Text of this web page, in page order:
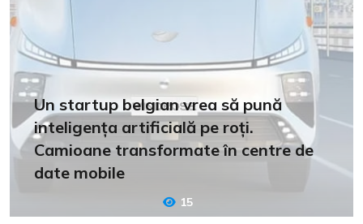
Un startup belgian vrea să pună
inteligența artificială pe roți.
Camioane transformate în centre de
date mobile
15